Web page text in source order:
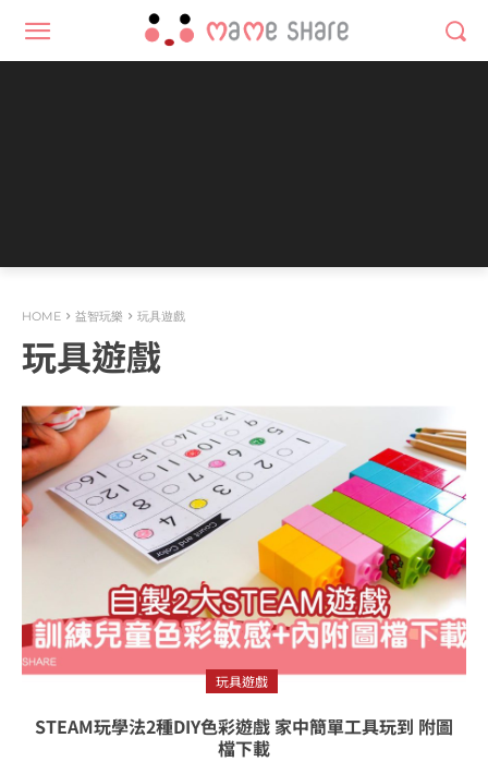
HOME 益智玩樂 玩具遊戲
玩具遊戲
玩具遊戲
STEAM玩學法2種DIY色彩遊戲 家中簡單工具玩到 附圖
檔下載